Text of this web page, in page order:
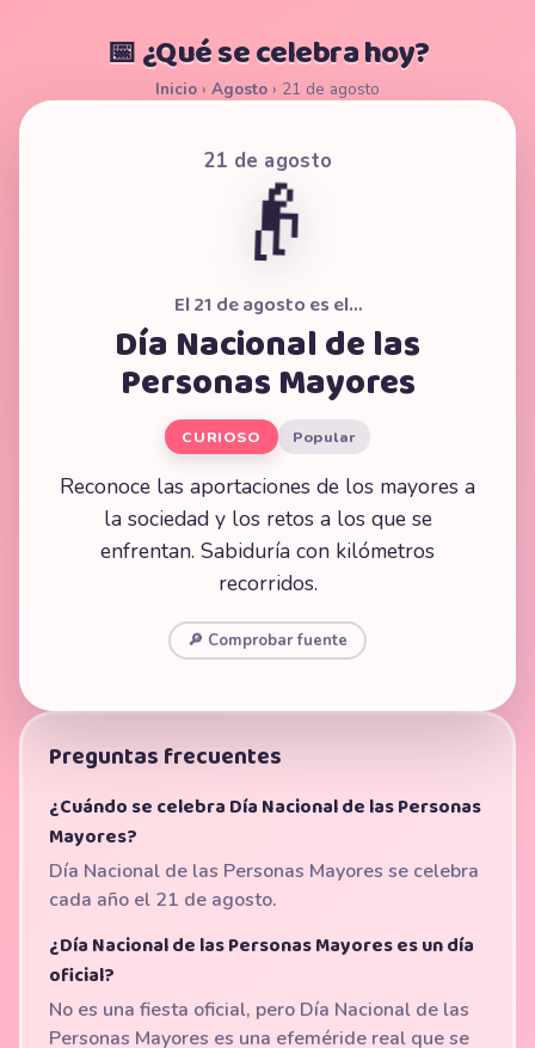
📅 ¿Qué se celebra hoy?
Inicio › Agosto › 21 de agosto
21 de agosto
👴
El 21 de agosto es el…
Día Nacional de las
Personas Mayores
CURIOSO Popular
Reconoce las aportaciones de los mayores a
la sociedad y los retos a los que se
enfrentan. Sabiduría con kilómetros
recorridos.
🔎 Comprobar fuente
Preguntas frecuentes
¿Cuándo se celebra Día Nacional de las Personas
Mayores?
Día Nacional de las Personas Mayores se celebra
cada año el 21 de agosto.
¿Día Nacional de las Personas Mayores es un día
oficial?
No es una fiesta oficial, pero Día Nacional de las
Personas Mayores es una efeméride real que se